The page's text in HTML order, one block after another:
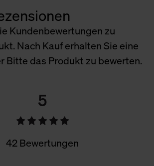
Kundenbewertungen zu
Nach Kauf erhalten Sie eine
Bitte das Produkt zu bewerten.
5
42 Bewertungen